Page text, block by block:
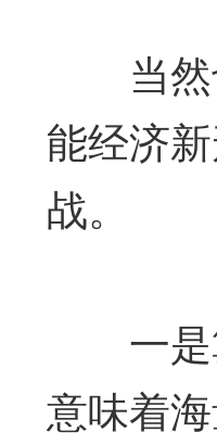
当然
能经济
战。
一是
意味着